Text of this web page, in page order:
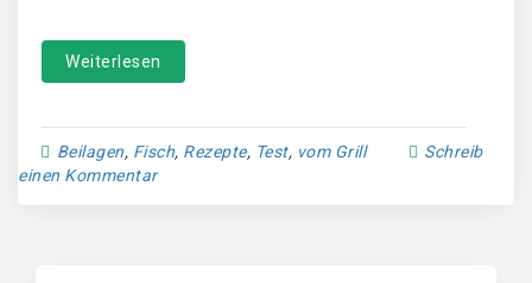
Weiterlesen
Beilagen, Fisch, Rezepte, Test, vom Grill
Schreib
einen Kommentar